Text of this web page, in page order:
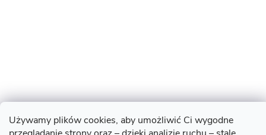
Używamy plików cookies, aby umożliwić Ci wygodne